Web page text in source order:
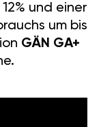
und einer
um bis
GÄN GA+